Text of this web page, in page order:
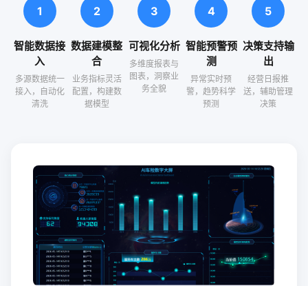
1
智能数据接
入
多源数据统一
接入，自动化
清洗
2
数据建模整
合
业务指标灵活
配置，构建数
据模型
3
可视化分析
多维度报表与
图表，洞察业
务全貌
4
智能预警预
测
异常实时预
警，趋势科学
预测
5
决策支持输
出
经营日报推
送，辅助管理
决策